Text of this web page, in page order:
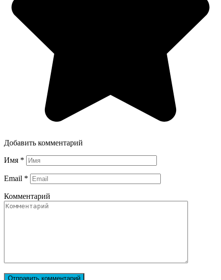
Добавить комментарий
Имя *
Email *
Комментарий